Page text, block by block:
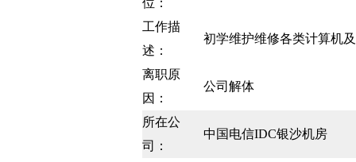
位：
工作描
述：
初学维护维修各类计算机
离职原
因：
公司解体
所在公
司：
中国电信IDC银沙机房